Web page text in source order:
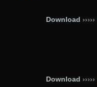
Download ›››››
Download ›››››